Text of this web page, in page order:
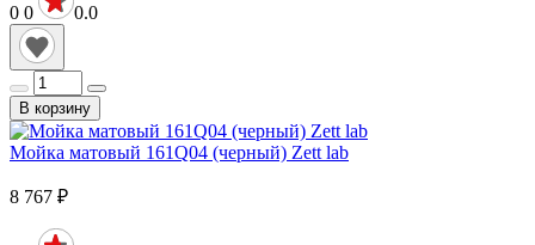
0 0 0.0
В корзину
Мойка матовый 161Q04 (черный) Zett lab
8 767 ₽